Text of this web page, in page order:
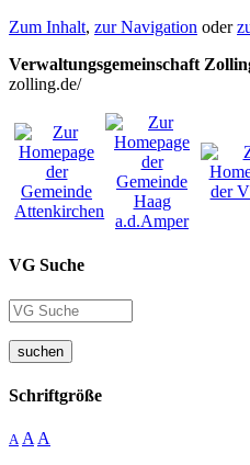
Zum Inhalt, zur Navigation oder
Verwaltungsgemeinschaft
zolling.de/
VG Suche
suchen
Schriftgröße
A A A